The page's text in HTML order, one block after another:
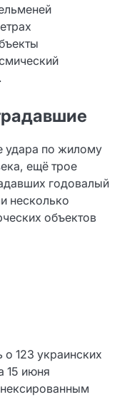
удара по жилому
ещё трое
годовалый
несколько
объектов
123 украинских
15 июня